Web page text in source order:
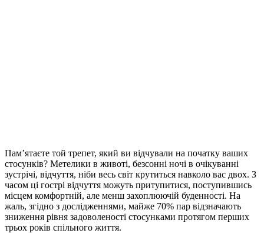
Пам’ятаєте той трепет, який ви відчували на початку ваших
стосунків? Метелики в животі, безсонні ночі в очікуванні
зустрічі, відчуття, ніби весь світ крутиться навколо вас двох. З
часом ці гострі відчуття можуть притупитися, поступившись
місцем комфортній, але менш захоплюючій буденності. На
жаль, згідно з дослідженнями, майже 70% пар відзначають
зниження рівня задоволеності стосунками протягом перших
трьох років спільного життя.